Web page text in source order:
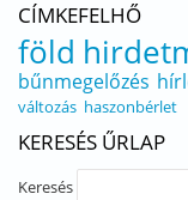
CÍMKEFELHŐ
föld
bűnmegelőzés
változás haszonbérlet
KERESÉS ŰRLAP
Keresés